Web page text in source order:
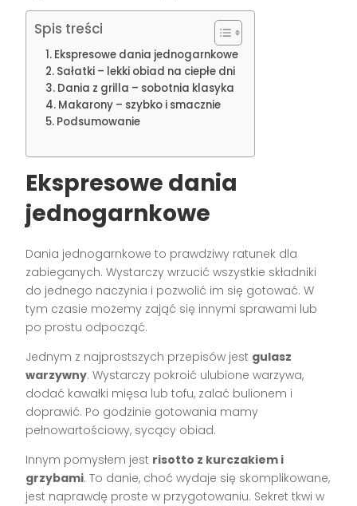
Spis treści
Ekspresowe dania jednogarnkowe
Sałatki – lekki obiad na ciepłe dni
Dania z grilla – sobotnia klasyka
Makarony – szybko i smacznie
Podsumowanie
Ekspresowe dania
jednogarnkowe
Dania jednogarnkowe to prawdziwy ratunek dla
zabieganych. Wystarczy wrzucić wszystkie składniki
do jednego naczynia i pozwolić im się gotować. W
tym czasie możemy zająć się innymi sprawami lub
po prostu odpocząć.
Jednym z najprostszych przepisów jest gulasz
warzywny. Wystarczy pokroić ulubione warzywa,
dodać kawałki mięsa lub tofu, zalać bulionem i
doprawić. Po godzinie gotowania mamy
pełnowartościowy, sycący obiad.
Innym pomysłem jest risotto z kurczakiem i
grzybami. To danie, choć wydaje się skomplikowane,
jest naprawdę proste w przygotowaniu. Sekret tkwi w